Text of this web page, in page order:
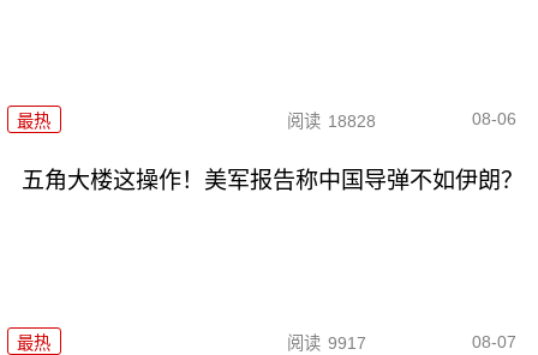
最热 阅读 18828 08-06
五角大楼这操作！美军报告称中国导弹不如伊朗？
最热 阅读 9917 08-07